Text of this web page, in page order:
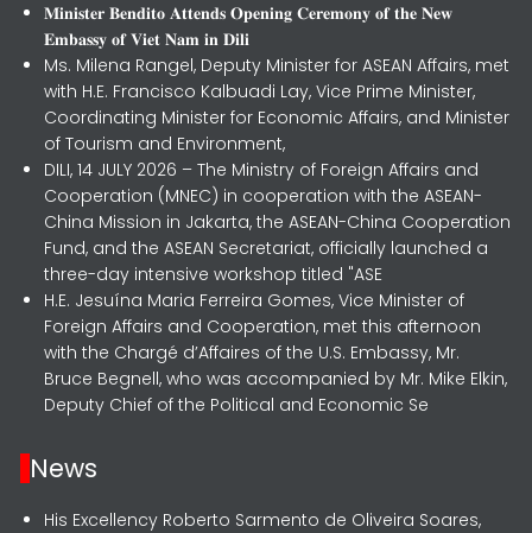
𝐌𝐢𝐧𝐢𝐬𝐭𝐞𝐫 𝐁𝐞𝐧𝐝𝐢𝐭𝐨 𝐀𝐭𝐭𝐞𝐧𝐝𝐬 𝐎𝐩𝐞𝐧𝐢𝐧𝐠 𝐂𝐞𝐫𝐞𝐦𝐨𝐧𝐲 𝐨𝐟 𝐭𝐡𝐞 𝐍𝐞𝐰
𝐄𝐦𝐛𝐚𝐬𝐬𝐲 𝐨𝐟 𝐕𝐢𝐞𝐭 𝐍𝐚𝐦 𝐢𝐧 𝐃𝐢𝐥𝐢
Ms. Milena Rangel, Deputy Minister for ASEAN Affairs, met
with H.E. Francisco Kalbuadi Lay, Vice Prime Minister,
Coordinating Minister for Economic Affairs, and Minister
of Tourism and Environment,
DILI, 14 JULY 2026 – The Ministry of Foreign Affairs and
Cooperation (MNEC) in cooperation with the ASEAN-
China Mission in Jakarta, the ASEAN-China Cooperation
Fund, and the ASEAN Secretariat, officially launched a
three-day intensive workshop titled "ASE
H.E. Jesuína Maria Ferreira Gomes, Vice Minister of
Foreign Affairs and Cooperation, met this afternoon
with the Chargé d’Affaires of the U.S. Embassy, Mr.
Bruce Begnell, who was accompanied by Mr. Mike Elkin,
Deputy Chief of the Political and Economic Se
News
His Excellency Roberto Sarmento de Oliveira Soares,